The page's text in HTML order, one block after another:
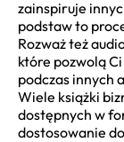
zainspiruje
podstaw to
Rozważ też
które pozwolą
podczas innych
Wiele książki
dostępnych w
dostosowanie